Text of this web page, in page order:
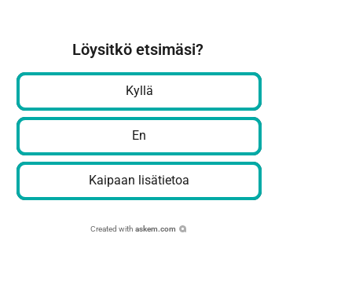
Löysitkö etsimäsi?
Kyllä
En
Kaipaan lisätietoa
Created with askem.com